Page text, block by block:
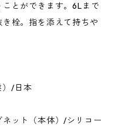
とができます。6Lまで
栓。指を添えて持ちや
）/日本
ネット（本体）/シリコー